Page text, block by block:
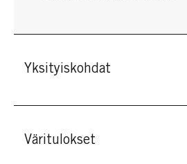
Yksityiskohdat
Väritulokset